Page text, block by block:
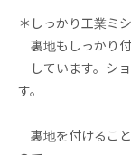
＊しっかり工業ミ
裏地もしっかり
しています。シ
す。
裏地を付けるこ